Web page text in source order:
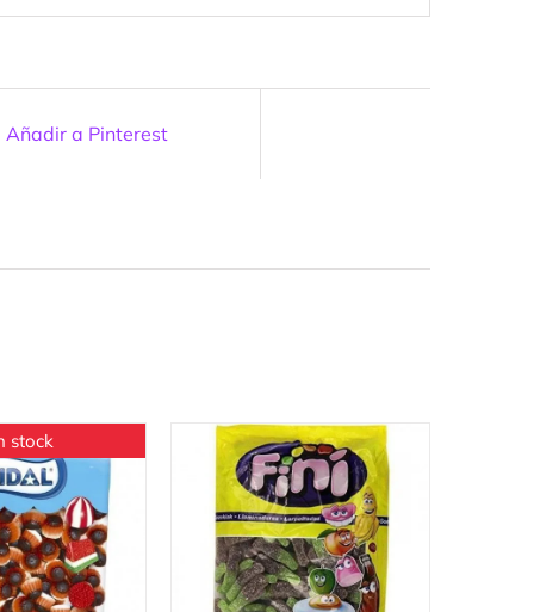
Añadir a Pinterest
stock